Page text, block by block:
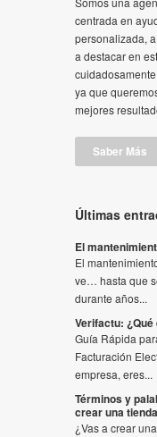
centrada en
personalizada,
a destacar en
ya que
mejores
Saber Más
Últimas
El
El
ve… hasta que
durante años...
Verifactu:
Guía Rápida
Facturación
empresa, eres...
Términos y
crear una
¿Vas a crear